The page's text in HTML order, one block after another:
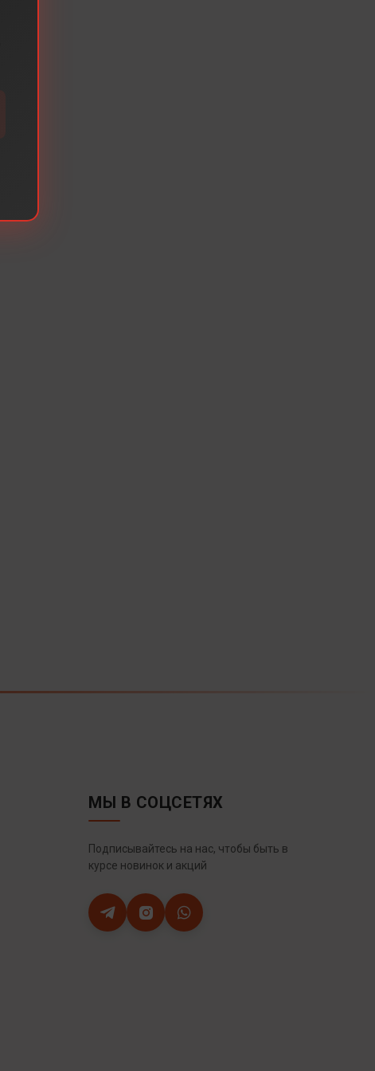
МЫ В СОЦСЕТЯХ
Подписывайтесь на нас, чтобы быть в
курсе новинок и акций